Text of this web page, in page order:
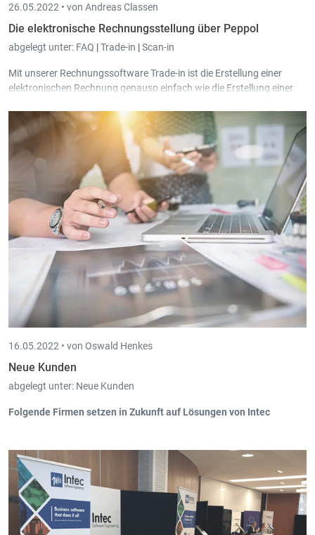
26.05.2022 • von Andreas Classen
Die elektronische Rechnungsstellung über Peppol
abgelegt unter: FAQ |Trade-in |Scan-in
Mit unserer Rechnungssoftware Trade-in ist die Erstellung einer
elektronischen Rechnung genauso einfach wie die Erstellung einer
16.05.2022 • von Oswald Henkes
Neue Kunden
abgelegt unter: Neue Kunden
Folgende Firmen setzen in Zukunft auf Lösungen von Intec
05/2022
Logitude World, Contern (Book-in, Scan-in, Cloud-in) ab
05/2022
Institut de Beauté Nëmmen Du, Wintrange (Book-in) ab
05/2022
PSF Mechanik, Huldange (Book-in) ab 05/2022